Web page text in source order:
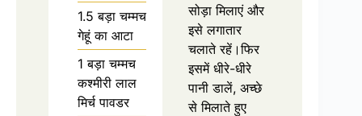
1.5 बड़ा चम्मच
गेहूं का आटा
1 बड़ा चम्मच
कश्मीरी लाल
मिर्च पावडर
सोड़ा मिलाएं और
इसे लगातार
चलाते रहें।फिर
इसमें धीरे-धीरे
पानी डालें, अच्छे
से मिलाते हुए